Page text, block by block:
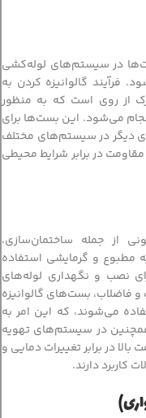
در سیستم‌های لوله‌کشی
گالوانیزه کردن به
از روی است که به منظور
می‌شود. این بست‌ها برای
دیگر در سیستم‌های مختلف
در برابر شرایط محیطی
از جمله ساختمان‌سازی،
و گرمایشی استفاده
نصب و نگهداری لوله‌های
و فاضلاب، بست‌های گالوانیزه
می‌شوند، که این امر به
در سیستم‌های تهویه
در برابر تغییرات دمایی و
کاربرد دارند.
)